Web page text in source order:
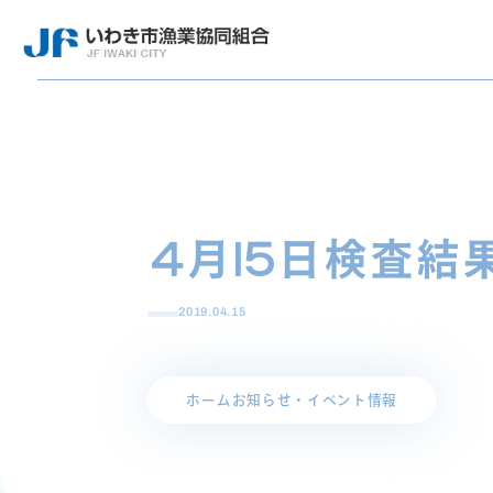
4月15日検査結
2019.04.15
ホーム お知らせ・イベント情報